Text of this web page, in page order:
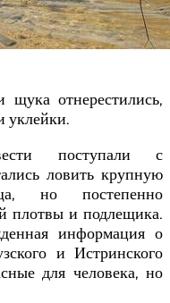
отнерестились,
уклейки.
поступали с
ловить крупную
но постепенно
плотвы и подлещика.
информация о
и Истринского
для человека, но